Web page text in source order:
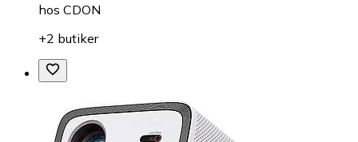
hos CDON
+2 butiker